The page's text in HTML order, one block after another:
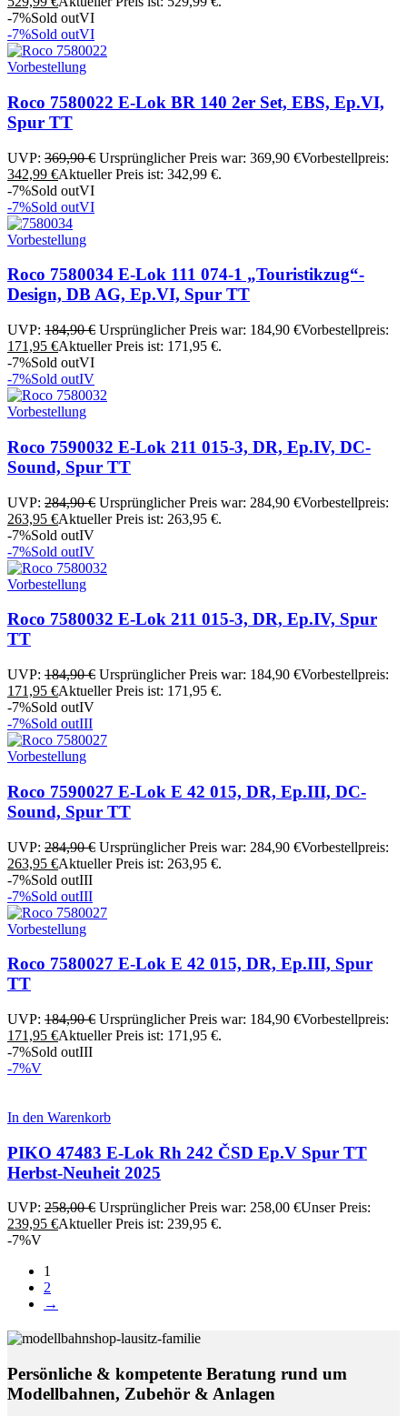
-7%Sold outVI
-7%Sold outVI
Vorbestellung
Roco 7580022 E-Lok BR 140 2er Set, EBS, Ep.VI,
Spur TT
UVP: 369,90€ Ursprünglicher Preis war: 369,90 €Vorbestellpreis:
342,99 €Aktueller Preis ist: 342,99 €.
-7%Sold outVI
-7%Sold outVI
Vorbestellung
Roco 7580034 E-Lok 111 074-1 „Touristikzug“-
Design, DB AG, Ep.VI, Spur TT
UVP: 184,90€ Ursprünglicher Preis war: 184,90 €Vorbestellpreis:
171,95 €Aktueller Preis ist: 171,95 €.
-7%Sold outVI
-7%Sold outIV
Vorbestellung
Roco 7590032 E-Lok 211 015-3, DR, Ep.IV, DC-
Sound, Spur TT
UVP: 284,90€ Ursprünglicher Preis war: 284,90 €Vorbestellpreis:
263,95 €Aktueller Preis ist: 263,95 €.
-7%Sold outIV
-7%Sold outIV
Vorbestellung
Roco 7580032 E-Lok 211 015-3, DR, Ep.IV, Spur
TT
UVP: 184,90€ Ursprünglicher Preis war: 184,90 €Vorbestellpreis:
171,95 €Aktueller Preis ist: 171,95 €.
-7%Sold outIV
-7%Sold outIII
Vorbestellung
Roco 7590027 E-Lok E 42 015, DR, Ep.III, DC-
Sound, Spur TT
UVP: 284,90€ Ursprünglicher Preis war: 284,90 €Vorbestellpreis:
263,95 €Aktueller Preis ist: 263,95 €.
-7%Sold outIII
-7%Sold outIII
Vorbestellung
Roco 7580027 E-Lok E 42 015, DR, Ep.III, Spur
TT
UVP: 184,90€ Ursprünglicher Preis war: 184,90 €Vorbestellpreis:
171,95 €Aktueller Preis ist: 171,95 €.
-7%Sold outIII
-7%V
In den Warenkorb
PIKO 47483 E-Lok Rh 242 ČSD Ep.V Spur TT
Herbst-Neuheit 2025
UVP: 258,00€ Ursprünglicher Preis war: 258,00 €Unser Preis:
239,95 €Aktueller Preis ist: 239,95 €.
-7%V
1
2
→
Persönliche & kompetente Beratung rund um
Modellbahnen, Zubehör & Anlagen